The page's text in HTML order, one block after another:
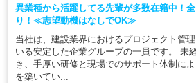
異業種から活躍してる先輩が多数在籍中！
り！≪志望動機はなしでOK≫
当社は、建設業界におけるプロジェクト管
いる安定した企業グループの一員です。 未
き、手厚い研修と現場でのサポート体制に
を築いてい...